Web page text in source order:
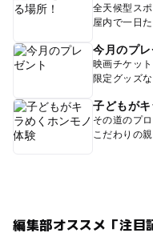
全天候型ス
屋内で一日
今月のプレ
映画チケッ
限定グッズ
子どもが
その道のプ
こだわりの
編集部オススメ「注目